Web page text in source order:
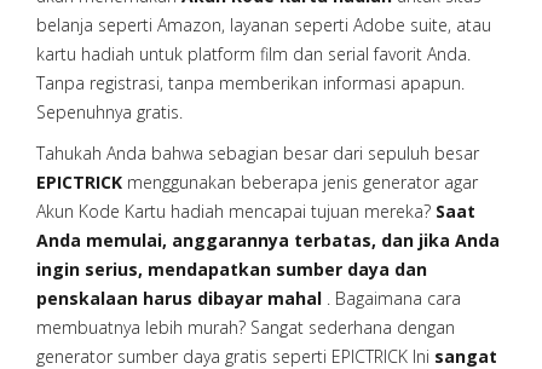
belanja seperti Amazon, layanan seperti Adobe suite, atau
kartu hadiah untuk platform film dan serial favorit Anda.
Tanpa registrasi, tanpa memberikan informasi apapun.
Sepenuhnya gratis.
Tahukah Anda bahwa sebagian besar dari sepuluh besar
EPICTRICK menggunakan beberapa jenis generator agar
Akun Kode Kartu hadiah mencapai tujuan mereka? Saat
Anda memulai, anggarannya terbatas, dan jika Anda
ingin serius, mendapatkan sumber daya dan
penskalaan harus dibayar mahal . Bagaimana cara
membuatnya lebih murah? Sangat sederhana dengan
generator sumber daya gratis seperti EPICTRICK Ini sangat